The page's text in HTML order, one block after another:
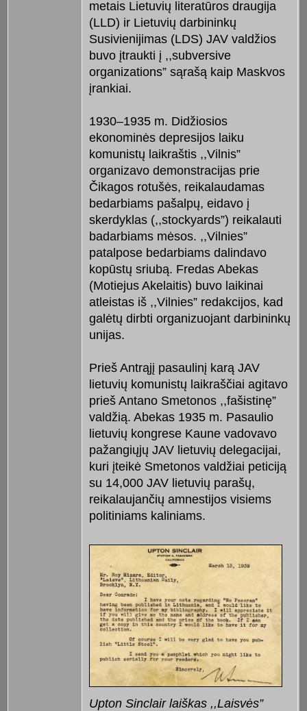
metais Lietuvių literatūros draugija
(LLD) ir Lietuvių darbininkų
Susivienijimas (LDS) JAV valdžios
buvo įtraukti į ,,subversive
organizations” sąrašą kaip Maskvos
įrankiai.
1930–1935 m. Didžiosios
ekonominės depresijos laiku
komunistų laikraštis ,,Vilnis”
organizavo demonstracijas prie
Čikagos rotušės, reikalaudamas
bedarbiams pašalpų, eidavo į
skerdyklas (,,stockyards”) reikalauti
badarbiams mėsos. ,,Vilnies”
patalpose bedarbiams dalindavo
kopūstų sriubą. Fredas Abekas
(Motiejus Akelaitis) buvo laikinai
atleistas iš ,,Vilnies” redakcijos, kad
galėtų dirbti organizuojant darbininkų
unijas.
Prieš Antrąjį pasaulinį karą JAV
lietuvių komunistų laikraščiai agitavo
prieš Antano Smetonos ,,fašistinę”
valdžią. Abekas 1935 m. Pasaulio
lietuvių kongrese Kaune vadovavo
pažangiųjų JAV lietuvių delegacijai,
kuri įteikė Smetonos valdžiai peticiją
su 14,000 JAV lietuvių parašų,
reikalaujančių amnestijos visiems
politiniams kaliniams.
Upton Sinclair laiškas ,,Laisvės”